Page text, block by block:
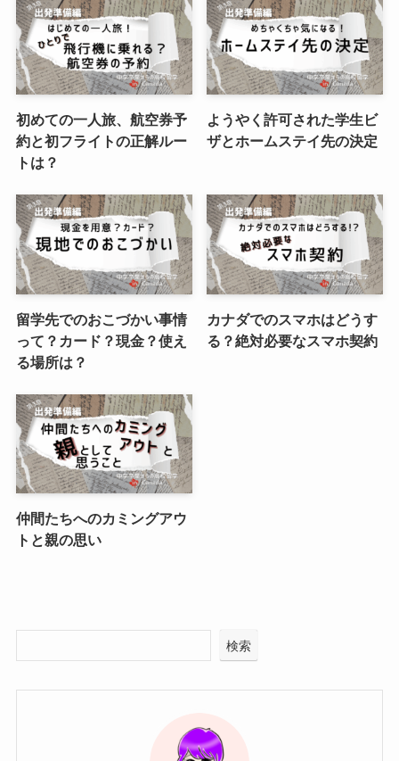
初めての一人旅、航空券予
約と初フライトの正解ルー
トは？
ようやく許可された学生ビ
ザとホームステイ先の決定
留学先でのおこづかい事情
って？カード？現金？使え
る場所は？
カナダでのスマホはどうす
る？絶対必要なスマホ契約
仲間たちへのカミングアウ
トと親の思い
検索